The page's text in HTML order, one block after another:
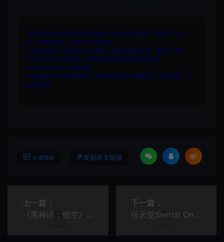
1.网站内所有文件均为网络共享资源，本站仅做打包整理。仅用于学习交
流，严禁商业用途，否则自行承担后果。
2.所有资源请于下载后24小时内删除。如需体验更多乐趣，请购买正版！
3.所有内容均来自互联网。如侵犯您的版权或利益请发送邮件：
cvformat#gmail.com (#换为@)
4.本站收费仅用于资源的保存、备份和分享所产生的费用，不用于盈利，亦
无任何盈利。
生成海报 复制本文链接
上一篇：
《黑神话：悟空》加入了“挑战”和“行旅图”功能并修复BUG
下一篇：
任天堂Switch Online服务2024年新增游戏数量超过往年